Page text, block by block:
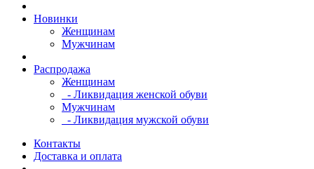
Новинки
Женщинам
Мужчинам
Распродажа
Женщинам
- Ликвидация женской обуви
Мужчинам
- Ликвидация мужской обуви
Контакты
Доставка и оплата